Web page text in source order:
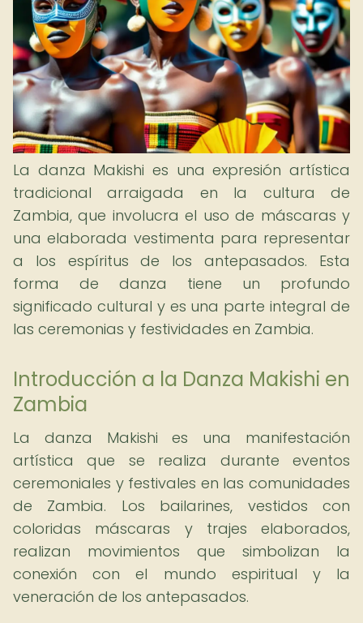
La danza Makishi es una expresión artística
tradicional arraigada en la cultura de
Zambia, que involucra el uso de máscaras y
una elaborada vestimenta para representar
a los espíritus de los antepasados. Esta
forma de danza tiene un profundo
significado cultural y es una parte integral de
las ceremonias y festividades en Zambia.
Introducción a la Danza Makishi en
Zambia
La danza Makishi es una manifestación
artística que se realiza durante eventos
ceremoniales y festivales en las comunidades
de Zambia. Los bailarines, vestidos con
coloridas máscaras y trajes elaborados,
realizan movimientos que simbolizan la
conexión con el mundo espiritual y la
veneración de los antepasados.